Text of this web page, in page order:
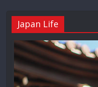
Japan Life